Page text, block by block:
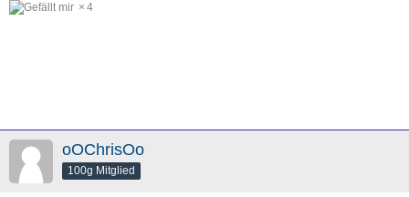
4
oOChrisOo
100g Mitglied